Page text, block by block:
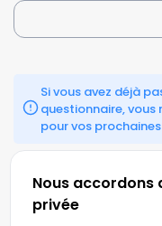
Si vous avez déjà
questionnaire, vous
pour vos
Nous accordons
privée